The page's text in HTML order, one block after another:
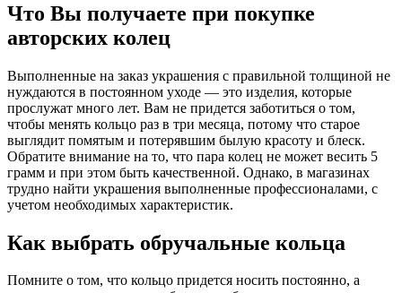
Что Вы получаете при покупке
авторских колец
Выполненные на заказ украшения с правильной толщиной не
нуждаются в постоянном уходе — это изделия, которые
прослужат много лет. Вам не придется заботиться о том,
чтобы менять кольцо раз в три месяца, потому что старое
выглядит помятым и потерявшим былую красоту и блеск.
Обратите внимание на то, что пара колец не может весить 5
грамм и при этом быть качественной. Однако, в магазинах
трудно найти украшения выполненные профессионалами, с
учетом необходимых характеристик.
Как выбрать обручальные кольца
Помните о том, что кольцо придется носить постоянно, а